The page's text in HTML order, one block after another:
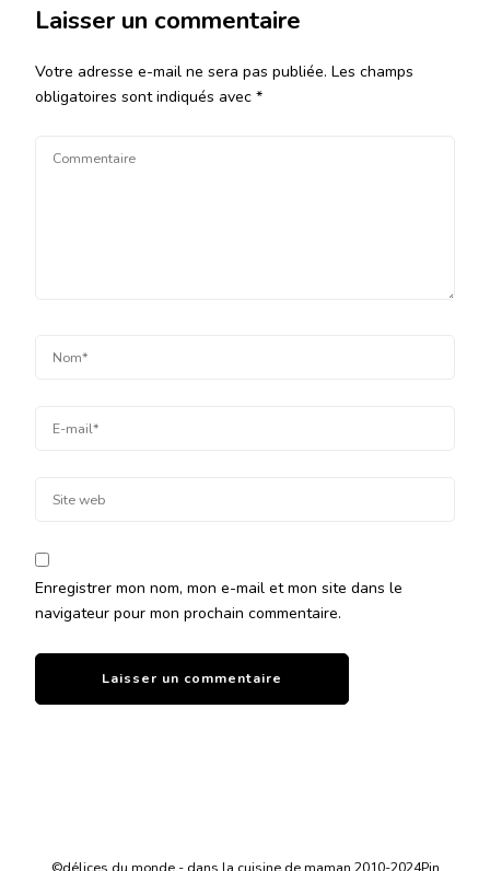
Laisser un commentaire
Votre adresse e-mail ne sera pas publiée. Les champs
obligatoires sont indiqués avec *
Enregistrer mon nom, mon e-mail et mon site dans le
navigateur pour mon prochain commentaire.
©délices du monde - dans la cuisine de maman 2010-2024Pin